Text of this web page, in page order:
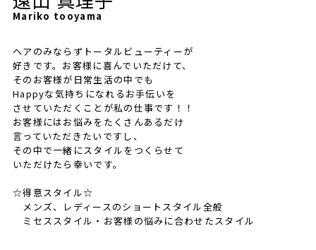
Mariko tooyama
ヘアのみならずトータルビューティーが
好きです。お客様に喜んでいただけて、
そのお客様が日常生活の中でも
Happyな気持ちになれるお手伝いを
させていただくことが私の仕事です！！
お客様にはお悩みをたくさんあるだけ
言っていただきたいですし、
その中で一緒にスタイルをつくらせて
いただけたら幸いです。
☆得意スタイル☆
メンズ、レディースのショートスタイル全般
ミセススタイル・お客様の悩みに合わせたスタイル